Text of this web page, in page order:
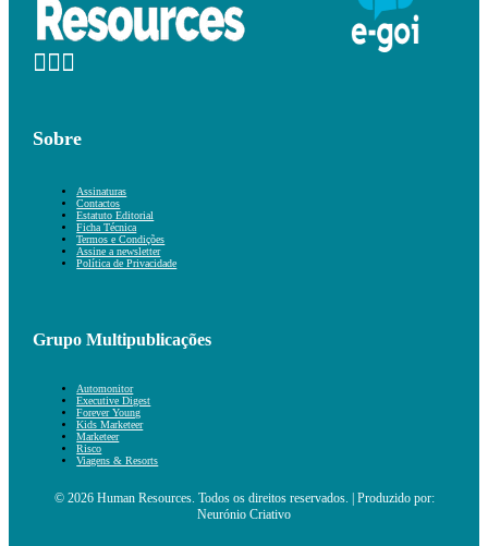
Sobre
Assinaturas
Contactos
Estatuto Editorial
Ficha Técnica
Termos e Condições
Assine a newsletter
Política de Privacidade
Grupo Multipublicações
Automonitor
Executive Digest
Forever Young
Kids Marketeer
Marketeer
Risco
Viagens & Resorts
© 2026 Human Resources. Todos os direitos reservados. | Produzido por:
Neurónio Criativo